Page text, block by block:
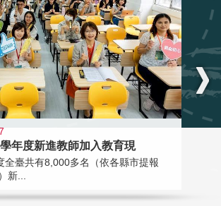
年度新進教師加入教育現
全臺共有8,000多名（依各縣市提報
新...